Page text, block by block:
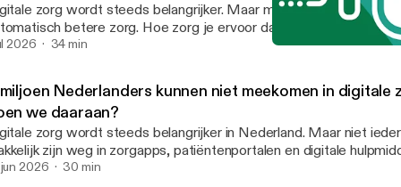
zorg wordt steeds belangrijker. Maar meer technologie
betere zorg. Hoe zorg je ervoor dat digitale
op wat patiënten nodig hebben? In deze aflevering van Nieuwe Blik op
hoe digitale zorg passender kan worden ingericht. Hij laat zien dat het
alleen gaat om technologie, maar vooral om het juiste moment.
de Patient Journey app wordt informatie stap voor stap
op de fase waarin een patiënt zich bevindt. Zo kunnen patiënten hun zorg
begrijpen en er actiever aan deelnemen. Reacties zijn van harte welkom via
[denkmee@vgz.nl].
2026 34 min
Nederlanders kunnen niet meekomen in digitale
we daaraan?
zorg wordt steeds belangrijker in Nederland. Maar niet
zijn weg in zorgapps, patiëntenportalen en digitale
we ervoor dat digitale zorg toegankelijk blijft voor iedereen? In deze
2026 30 min